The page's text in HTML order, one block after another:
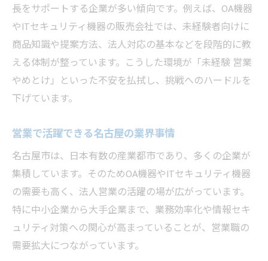
長をサポートする企業が多い傾向です。例えば、OA機器
やITセキュリティ機器の販売会社では、未経験者向けに
商品知識や提案方法、法人対応の基本などを段階的に教
える体制が整っています。こうした環境が「未経験 営業
やめとけ」といった不安を払拭し、挑戦へのハードルを
下げています。
営業で活躍できる名古屋の業界事情
名古屋市は、日本有数の産業都市であり、多くの企業が
集積しています。そのためOA機器やITセキュリティ機器
の需要も高く、法人営業の活躍の場が広がっています。
特に中小企業から大手企業まで、業務効率化や情報セキ
ュリティ対策への関心が高まっていることが、営業職の
需要拡大につながっています。